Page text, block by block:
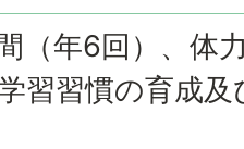
（年6回）、体
習習慣の育成